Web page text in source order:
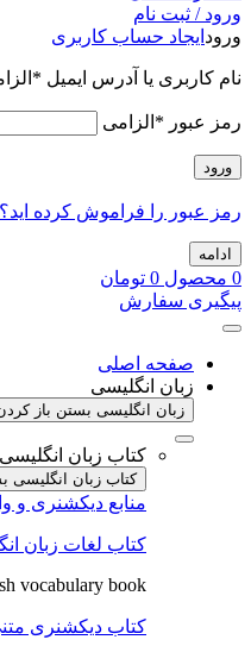
ورود / ثبت نام
ورود ایجاد حساب کاربری
نام کاربری یا آدرس ایمیل *
رمز عبور * الزامی
ورود
رمز عبور را فراموش کرده اید؟
ادامه
0 محصول 0 تومان
پیگیری سفارش
صفحه اصلی
زبان انگلیسی
زبان انگلیسی بستن باز
کتاب زبان انگلیسی
کتاب زبان انگلیسی
منابع دیکشنری و
کتاب لغات زبان
vocabulary book
کتاب دیکشنری